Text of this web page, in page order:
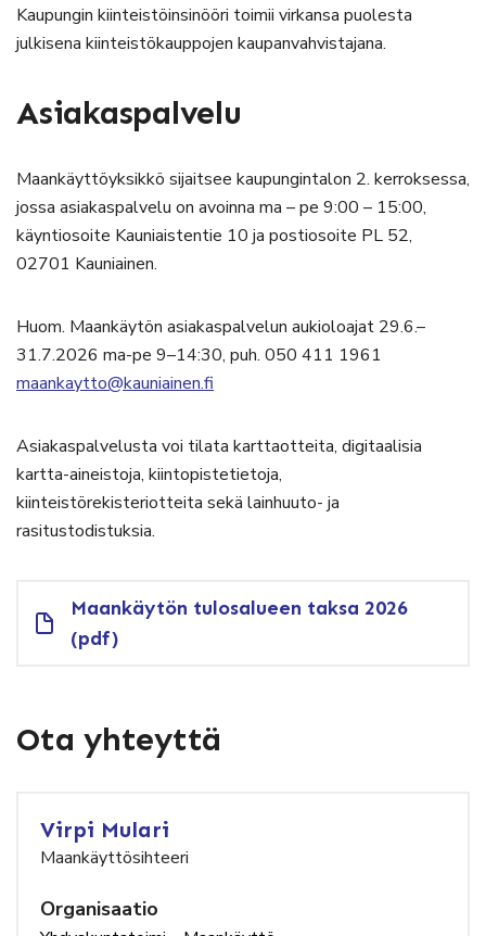
Kaupungin kiinteistöinsinööri toimii virkansa puolesta
julkisena kiinteistökauppojen kaupanvahvistajana.
Asiakaspalvelu
Maankäyttöyksikkö sijaitsee kaupungintalon 2. kerroksessa,
jossa asiakaspalvelu on avoinna ma – pe 9:00 – 15:00,
käyntiosoite Kauniaistentie 10 ja postiosoite PL 52,
02701 Kauniainen.
Huom. Maankäytön asiakaspalvelun aukioloajat 29.6.–
31.7.2026 ma-pe 9–14:30, puh. 050 411 1961
maankaytto@kauniainen.fi
Asiakaspalvelusta voi tilata karttaotteita, digitaalisia
kartta-aineistoja, kiintopistetietoja,
kiinteistörekisteriotteita sekä lainhuuto- ja
rasitustodistuksia.
Maankäytön tulosalueen taksa 2026
(pdf)
Ota yhteyttä
Virpi Mulari
Maankäyttösihteeri
Organisaatio